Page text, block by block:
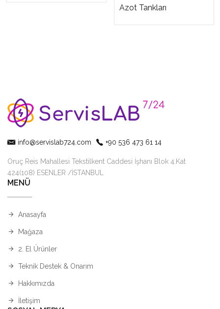
Azot Tankları
info@servislab724.com +90 536 473 61 14
Oruç Reis Mahallesi Tekstilkent Caddesi İşhanı Blok 4.Kat
424(108) ESENLER /İSTANBUL
MENÜ
Anasayfa
Mağaza
2. El Ürünler
Teknik Destek & Onarım
Hakkımızda
İletişim